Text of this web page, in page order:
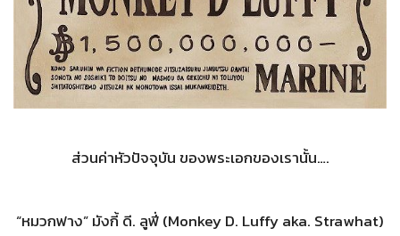
ส่วนค่าหัวปัจจุบัน ของพระเอกของเรานั้น….
“หมวกฟาง” มังกี้ ดี. ลูฟี่ (Monkey D. Luffy aka. Strawhat)